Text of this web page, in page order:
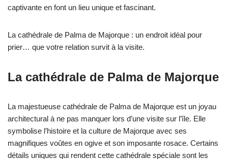
captivante en font un lieu unique et fascinant.
La cathédrale de Palma de Majorque : un endroit idéal pour
prier… que votre relation survit à la visite.
La cathédrale de Palma de Majorque
La majestueuse cathédrale de Palma de Majorque est un joyau
architectural à ne pas manquer lors d’une visite sur l’île. Elle
symbolise l’histoire et la culture de Majorque avec ses
magnifiques voûtes en ogive et son imposante rosace. Certains
détails uniques qui rendent cette cathédrale spéciale sont les